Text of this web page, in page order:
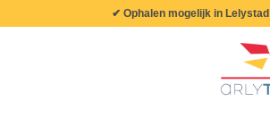
✔ Ophalen mogelijk in Lelystad